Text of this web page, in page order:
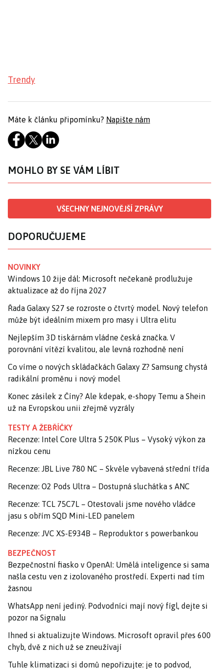
Trendy
Máte k článku připomínku? Napište nám
MOHLO BY SE VÁM LÍBIT
VŠECHNY NEJNOVĚJŠÍ ZPRÁVY
DOPORUČUJEME
NOVINKY
Windows 10 žije dál: Microsoft nečekaně prodlužuje
aktualizace až do října 2027
Řada Galaxy S27 se rozroste o čtvrtý model. Nový telefon
může být ideálním mixem pro masy i Ultra elitu
Nejlepším 3D tiskárnám vládne česká značka. V
porovnání vítězí kvalitou, ale levná rozhodně není
Co víme o nových skládačkách Galaxy Z? Samsung chystá
radikální proměnu i nový model
Konec zásilek z Číny? Ale kdepak, e-shopy Temu a Shein
už na Evropskou unii zřejmě vyzrály
TESTY A ŽEBŘÍČKY
Recenze: Intel Core Ultra 5 250K Plus – Vysoký výkon za
nízkou cenu
Recenze: JBL Live 780 NC – Skvěle vybavená střední třída
Recenze: O2 Pods Ultra – Dostupná sluchátka s ANC
Recenze: TCL 75C7L – Otestovali jsme nového vládce
jasu s obřím SQD Mini-LED panelem
Recenze: JVC XS-E934B – Reproduktor s powerbankou
BEZPEČNOST
Bezpečnostní fiasko v OpenAI: Umělá inteligence si sama
našla cestu ven z izolovaného prostředí. Experti nad tím
žasnou
WhatsApp není jediný. Podvodníci mají nový fígl, dejte si
pozor na Signalu
Ihned si aktualizujte Windows. Microsoft opravil přes 600
chyb, dvě z nich už se zneužívají
Tuhle klimatizaci si domů nepořizujte: je to podvod,